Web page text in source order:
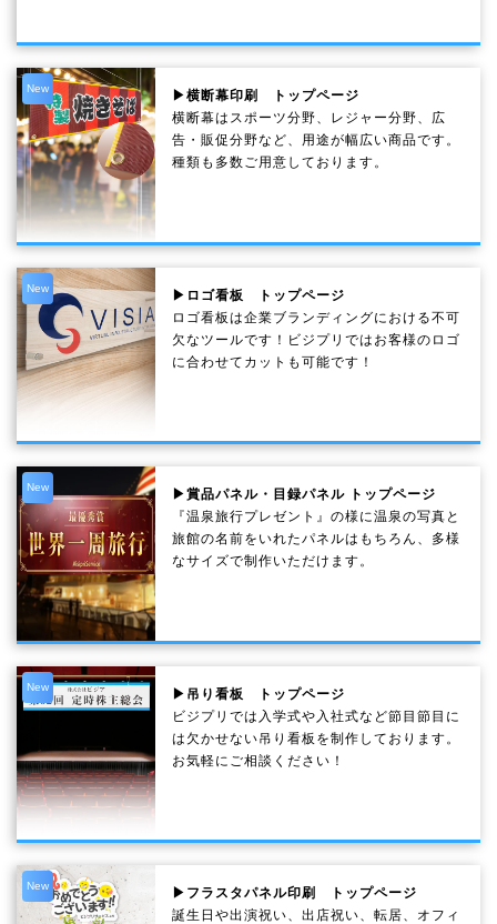
New
▶横断幕印刷 トップページ
横断幕はスポーツ分野、レジャー分野、広
告・販促分野など、用途が幅広い商品です。
種類も多数ご用意しております。
New
▶ロゴ看板 トップページ
ロゴ看板は企業ブランディングにおける不可
欠なツールです！ビジプリではお客様のロゴ
に合わせてカットも可能です！
New
▶賞品パネル・目録パネル トップページ
『温泉旅行プレゼント』の様に温泉の写真と
旅館の名前をいれたパネルはもちろん、多様
なサイズで制作いただけます。
New
▶吊り看板 トップページ
ビジプリでは入学式や入社式など節目節目に
は欠かせない吊り看板を制作しております。
お気軽にご相談ください！
New
▶フラスタパネル印刷 トップページ
誕生日や出演祝い、出店祝い、転居、オフィ